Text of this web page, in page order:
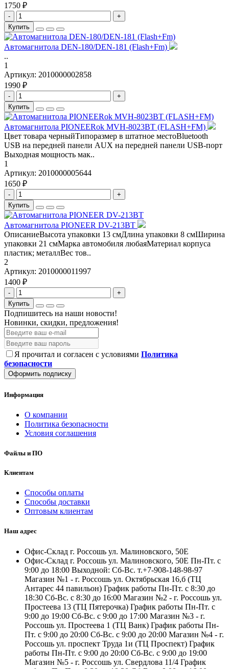
1750 ₽
-
+
Купить
Автомагнитола DEN-180/DEN-181 (Flash+Fm)
..
1
Артикул: 2010000002858
1990 ₽
-
+
Купить
Автомагнитола PIONEERok MVH-8023BT (FLASH+FM)
Цвет товара черныйТипоразмер в штатное местоBluetooth
USB на передней панели AUX на передней панели USB-порт
Выходная мощность мак..
1
Артикул: 2010000005644
1650 ₽
-
+
Купить
Автомагнитола PIONEER DV-213BT
ОписаниеВысота упаковки 13 смДлина упаковки 8 смШирина
упаковки 21 смМарка автомобиля любаяМатериал корпуса
пластик; металлВес тов..
2
Артикул: 2010000011997
1400 ₽
-
+
Купить
Подпишитесь на наши новости!
Новинки, скидки, предложения!
Я прочитал и согласен с условиями Политика
безопасности
Оформить подписку
Информация
О компании
Политика безопасности
Условия соглашения
Файлы и ПО
Клиентам
Способы оплаты
Способы доставки
Оптовым клиентам
Наш адрес
Офис-Склад г. Россошь ул. Малиновского, 50Е
Офис-Склад г. Россошь ул. Малиновского, 50Е Пн-Пт. с
9:00 до 18:00 Выходной: Сб-Вс. т.+7-908-148-98-97
Магазин №1 - г. Россошь ул. Октябрьская 16,б (ТЦ
Антарес 44 павильон) График работы Пн-Пт. с 8:30 до
18:30 Сб-Вс. с 8:30 до 16:00 Магазин №2 - г. Россошь ул.
Простеева 13 (ТЦ Пятерочка) График работы Пн-Пт. с
9:00 до 19:00 Сб-Вс. с 9:00 до 17:00 Магазин №3 - г.
Россошь ул. Простеева 1 (ТЦ Ванк) График работы Пн-
Пт. с 9:00 до 20:00 Сб-Вс. с 9:00 до 20:00 Магазин №4 - г.
Россошь ул. проспект Труда 1и (ТЦ Проспект) График
работы Пн-Пт. с 9:00 до 20:00 Сб-Вс. с 9:00 до 19:00
Магазин №5 - г. Россошь ул. Свердлова 11/4 График